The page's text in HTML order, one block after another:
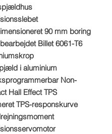
90 mm boring
Billet 6061-T6
i aluminium
Non-
Hall Effect TPS
TPS-responskurve